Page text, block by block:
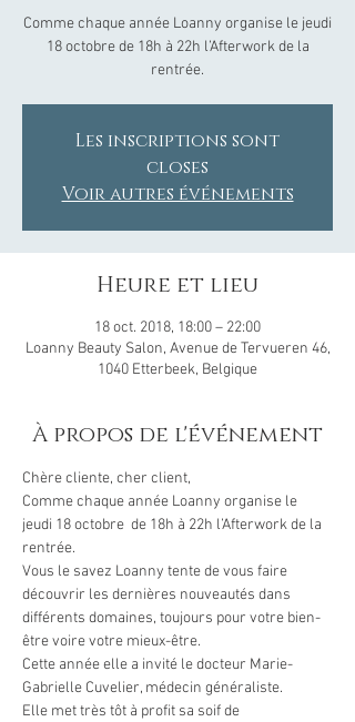
Comme chaque année Loanny organise le jeudi
18 octobre de 18h à 22h l’Afterwork de la
Les inscriptions sont
closes
Voir autres événements
Heure et lieu
18 oct. 2018, 18:00 – 22:00
Loanny Beauty Salon, Avenue de Tervueren 46,
1040 Etterbeek, Belgique
À propos de l'événement
Chère cliente, cher client,
Comme chaque année Loanny organise le
jeudi 18 octobre  de 18h à 22h l’Afterwork de la
rentrée.
Vous le savez Loanny tente de vous faire
découvrir les dernières nouveautés dans
différents domaines, toujours pour votre bien-
être voire votre mieux-être.
Cette année elle a invité le docteur Marie-
Gabrielle Cuvelier, médecin généraliste.
Elle met très tôt à profit sa soif de